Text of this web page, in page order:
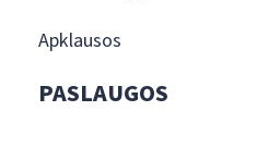
Apklausos
PASLAUGOS